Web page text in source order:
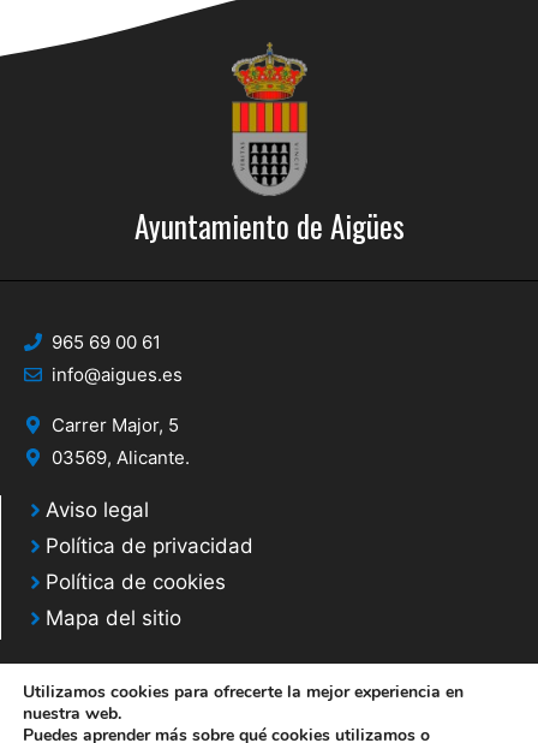
Ayuntamiento de Aigües
965 69 00 61
info@aigues.es
Carrer Major, 5
03569, Alicante.
Aviso legal
Política de privacidad
Política de cookies
Mapa del sitio
Utilizamos cookies para ofrecerte la mejor experiencia en
nuestra web.
Puedes aprender más sobre qué cookies utilizamos o